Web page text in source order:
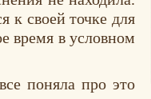
своей точке для
время в условном
поняла про это